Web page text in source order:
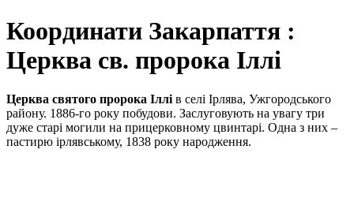
Координати Закарпаття :
Церква св. пророка Іллі
Церква святого пророка Іллі в селі Ірлява, Ужгородського
району. 1886-го року побудови. Заслуговують на увагу три
дуже старі могили на прицерковному цвинтарі. Одна з них –
пастирю ірлявському, 1838 року народження.